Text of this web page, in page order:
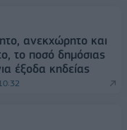
ανεκχώρητo και
το ποσό δημόσιας
έξοδα κηδείας